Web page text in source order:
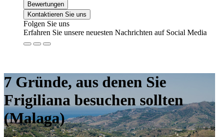
Bewertungen
Kontaktieren Sie uns
Folgen Sie uns
Erfahren Sie unsere neuesten Nachrichten auf Social Media
7 Gründe, aus denen Sie
Frigiliana besuchen sollten
(Malaga)